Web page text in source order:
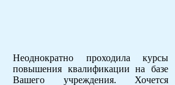
Неоднократно проходила курсы
повышения квалификации на базе
Вашего учреждения. Хочется